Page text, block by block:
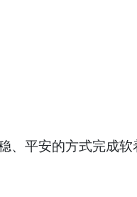
平安的方式完成软